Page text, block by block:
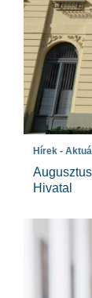
Hírek -
Hivatal